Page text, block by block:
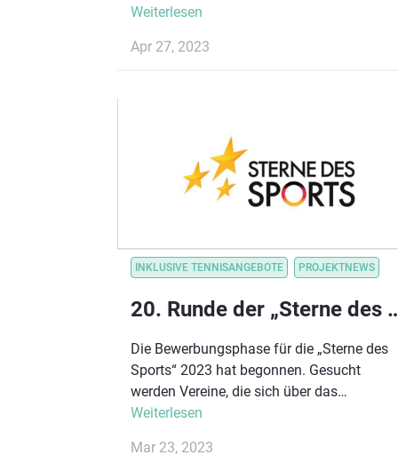
primäre Ziel die Digitalisierung ihrer
getestet haben waren sie erstaunt, wie
Weiterlesen
Apr 27, 2023
INKLUSIVE TENNISANGEBOTE PROJEKTNEWS
20. Runde der
Die Bewerbungsphase für die „Sterne des
Sports“ 2023 hat begonnen. Gesucht
werden Vereine, die sich über das
Sportangebot hinaus besonders
Weiterlesen
Mar 23, 2023